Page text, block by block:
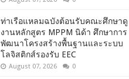
ท่าเรือแหลมฉบังต้อนรับคณะศึกษาดู
งานหลักสูตร MPPM นิด้า ศึกษาการ
พัฒนาโครงสร้างพื้นฐานและระบบ
โลจิสติกส์รองรับ EEC
August 07, 2026 0